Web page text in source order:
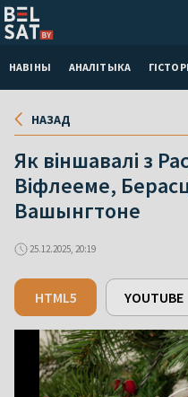
НАВІНЫ АНАЛІТЫКА
НАЗАД
Як віншавалі з
Віфлееме,
Вашынгтоне
25.12.2025, 20:19
HTML5 YOUTUBE